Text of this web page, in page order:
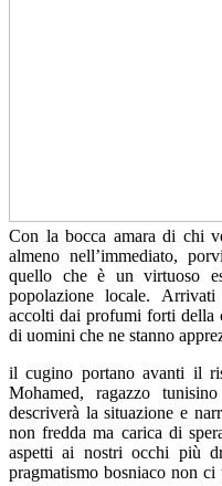
Con la bocca amara di chi
almeno nell’immediato,
quello che è un virtuoso
popolazione locale.
accolti dai profumi forti della
di uomini che ne stanno
il cugino portano avanti il
Mohamed, ragazzo
descriverà la situazione e
non fredda ma carica di
aspetti ai nostri occhi più
pragmatismo bosniaco non